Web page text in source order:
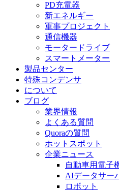
PD充電器
新エネルギー
軍事プロジェクト
通信機器
モータードライブ
スマートメーター
製品センター
特殊コンデンサ
について
ブログ
業界情報
よくある質問
Quoraの質問
ホットスポット
企業ニュース
自動車用電子
AIデータサー
ロボット